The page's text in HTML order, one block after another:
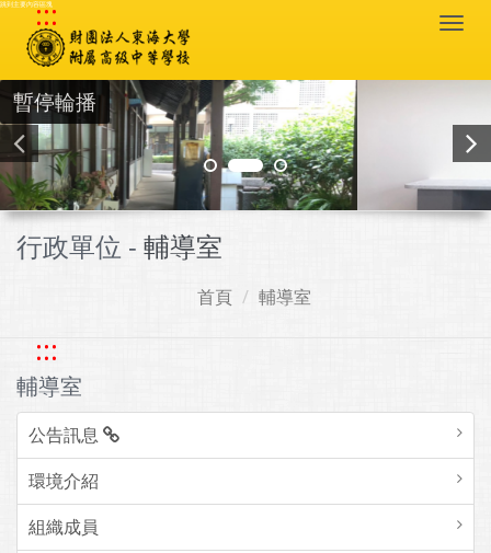
跳到主要內容區塊
:::
暫停輪播
行政單位 - 輔導室
首頁 輔導室
:::
輔導室
公告訊息
環境介紹
組織成員